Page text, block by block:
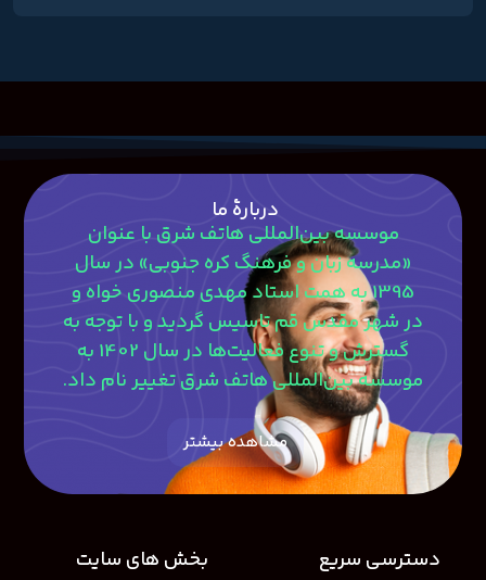
دربارۀ ما
موسسه بین‌المللی هاتف شرق با عنوان
«مدرسه زبان و فرهنگ کره جنوبی» در سال
1395 به همت استاد مهدی منصوری‎ خواه و
در شهر مقدس قم تاسیس گردید و با توجه به
گسترش و تنوع فعالیت‌ها در سال 1402 به
موسسه بین‌المللی هاتف شرق تغییر نام داد.
مشاهده بیشتر
دسترسی سریع بخش های سایت